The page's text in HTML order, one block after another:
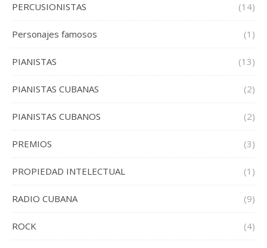
PERCUSIONISTAS (14)
Personajes famosos (1)
PIANISTAS (13)
PIANISTAS CUBANAS (2)
PIANISTAS CUBANOS (2)
PREMIOS (3)
PROPIEDAD INTELECTUAL (1)
RADIO CUBANA (9)
ROCK (4)